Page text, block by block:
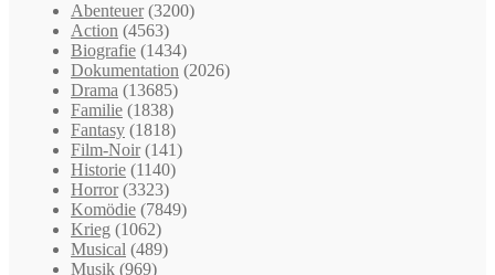
Abenteuer (3200)
Action (4563)
Biografie (1434)
Dokumentation (2026)
Drama (13685)
Familie (1838)
Fantasy (1818)
Film-Noir (141)
Historie (1140)
Horror (3323)
Komödie (7849)
Krieg (1062)
Musical (489)
Musik (969)